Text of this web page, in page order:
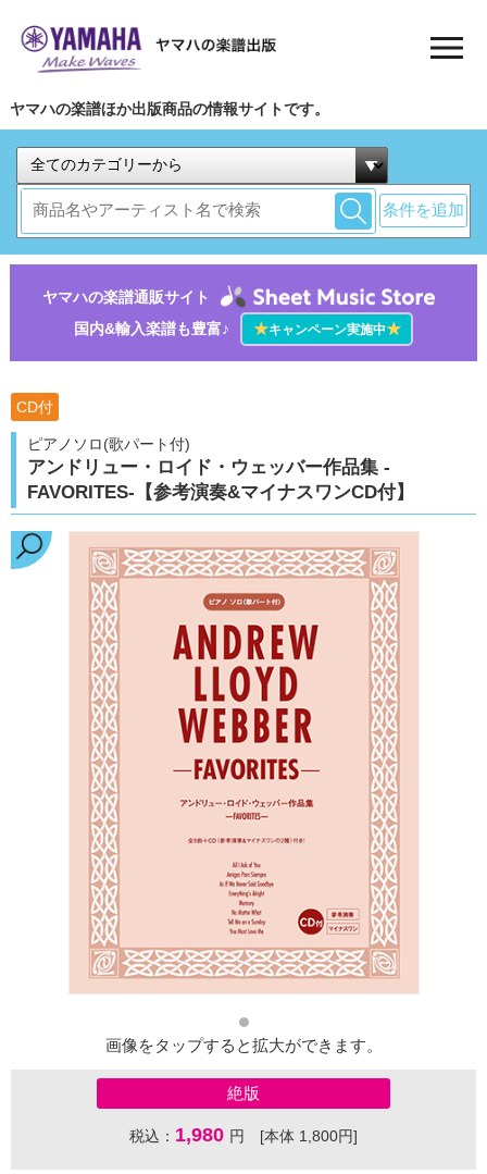
ヤマハの楽譜ほか出版商品の情報サイトです。
条件を追加
ヤマハの楽譜通販サイト
国内&輸入楽譜も豊富♪
★キャンペーン実施中★
CD付
ピアノソロ(歌パート付)
アンドリュー・ロイド・ウェッバー作品集 -
FAVORITES-【参考演奏&マイナスワンCD付】
画像をタップすると拡大ができます。
絶版
税込： 1,980 円 [本体 1,800円]